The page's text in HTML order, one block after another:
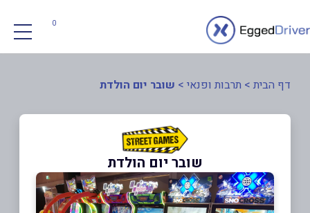
0
דף הבית > תרבות ופנאי > שובר יום הולדת
שובר יום הולדת